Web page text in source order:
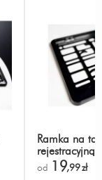
Ramka na
rejestracyjną
Motorower
od 19,99zł